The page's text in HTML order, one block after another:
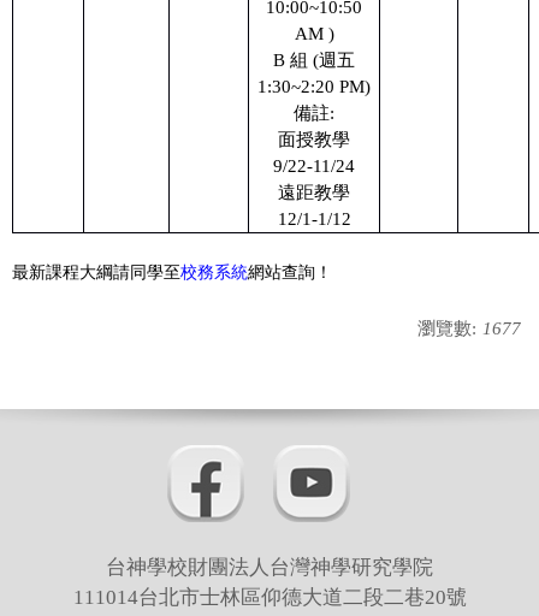
10:00~10:50
AM )
B 組 (週五
1:30~2:20 PM)
備註:
面授教學
9/22-11/24
遠距教學
12/1-1/12
最新課程大綱請同學至校務系統網站查詢！
瀏覽數: 1677
台神學校財團法人台灣神學研究學院
111014台北市士林區仰德大道二段二巷20號